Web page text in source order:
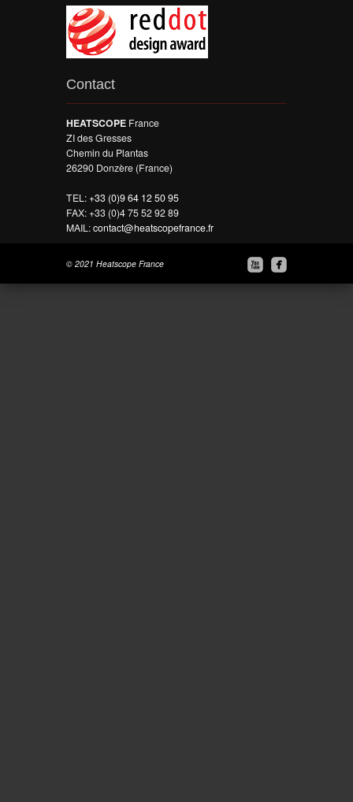
Contact
HEATSCOPE France
ZI des Gresses
Chemin du Plantas
26290 Donzère (France)
TEL:+33 (0)9 64 12 50 95
FAX: +33 (0)4 75 52 92 89
MAIL:contact@heatscopefrance.fr


© 2021 Heatscope France